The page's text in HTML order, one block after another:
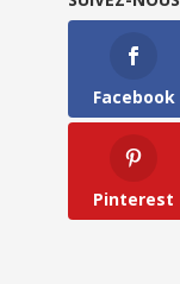
Facebook
Pinterest